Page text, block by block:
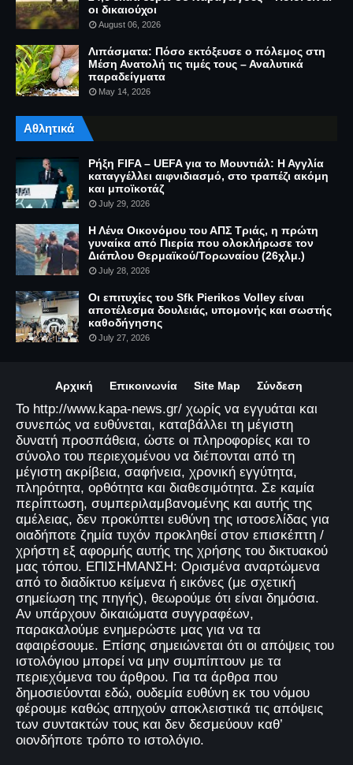
οι δικαιούχοι
August 06, 2026
Λιπάσματα: Πόσο εκτόξευσε ο πόλεμος στη
Μέση Ανατολή τις τιμές τους – Αναλυτικά
παραδείγματα
May 14, 2026
Αθλητικά
Ρήξη FIFA – UEFA για το Μουντιάλ: Η Αγγλία
καταγγέλλει αιφνιδιασμό, στο τραπέζι ακόμη
και μποϊκοτάζ
July 29, 2026
Η Λένα Οικονόμου του ΑΠΣ Τριάς, η πρώτη
γυναίκα από Πιερία που ολοκλήρωσε τον
Διάπλου Θερμαϊκού/Τορωναίου (26χλμ.)
July 28, 2026
Οι επιτυχίες του Sfk Pierikos Volley είναι
αποτέλεσμα δουλειάς, υπομονής και σωστής
καθοδήγησης
July 27, 2026
Αρχική Επικοινωνία Site Map Σύνδεση
Το http://www.kapa-news.gr/ χωρίς να εγγυάται και
συνεπώς να ευθύνεται, καταβάλλει τη μέγιστη
δυνατή προσπάθεια, ώστε οι πληροφορίες και το
σύνολο του περιεχομένου να διέπονται από τη
μέγιστη ακρίβεια, σαφήνεια, χρονική εγγύτητα,
πληρότητα, ορθότητα και διαθεσιμότητα. Σε καμία
περίπτωση, συμπεριλαμβανομένης και αυτής της
αμέλειας, δεν προκύπτει ευθύνη της ιστοσελίδας για
οιαδήποτε ζημία τυχόν προκληθεί στον επισκέπτη /
χρήστη εξ αφορμής αυτής της χρήσης του δικτυακού
μας τόπου. ΕΠΙΣΗΜΑΝΣΗ: Ορισμένα αναρτώμενα
από το διαδίκτυο κείμενα ή εικόνες (με σχετική
σημείωση της πηγής), θεωρούμε ότι είναι δημόσια.
Αν υπάρχουν δικαιώματα συγγραφέων,
παρακαλούμε ενημερώστε μας για να τα
αφαιρέσουμε. Επίσης σημειώνεται ότι οι απόψεις του
ιστολόγιου μπορεί να μην συμπίπτουν με τα
περιεχόμενα του άρθρου. Για τα άρθρα που
δημοσιεύονται εδώ, ουδεμία ευθύνη εκ του νόμου
φέρουμε καθώς απηχούν αποκλειστικά τις απόψεις
των συντακτών τους και δεν δεσμεύουν καθ’
οιονδήποτε τρόπο το ιστολόγιο.